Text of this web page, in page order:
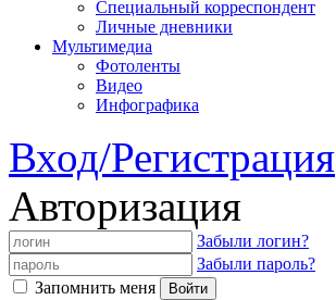
Специальный корреспондент
Личные дневники
Мультимедиа
Фотоленты
Видео
Инфографика
Вход/Регистрация
Авторизация
Забыли логин?
Забыли пароль?
Запомнить меня